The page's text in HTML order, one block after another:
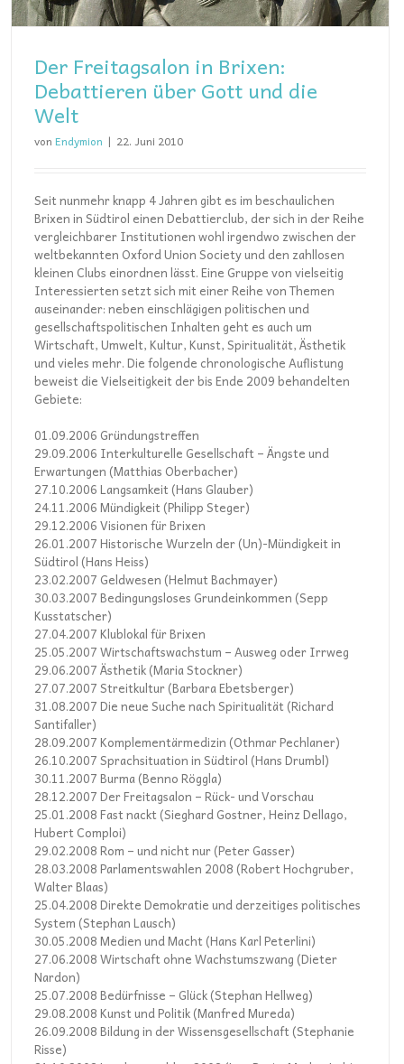
Der Freitagsalon in Brixen:
Debattieren über Gott und die
Welt
von Endymion | 22. Juni 2010
Seit nunmehr knapp 4 Jahren gibt es im beschaulichen
Brixen in Südtirol einen Debattierclub, der sich in der Reihe
vergleichbarer Institutionen wohl irgendwo zwischen der
weltbekannten Oxford Union Society und den zahllosen
kleinen Clubs einordnen lässt. Eine Gruppe von vielseitig
Interessierten setzt sich mit einer Reihe von Themen
auseinander: neben einschlägigen politischen und
gesellschaftspolitischen Inhalten geht es auch um
Wirtschaft, Umwelt, Kultur, Kunst, Spiritualität, Ästhetik
und vieles mehr. Die folgende chronologische Auflistung
beweist die Vielseitigkeit der bis Ende 2009 behandelten
Gebiete:
01.09.2006 Gründungstreffen
29.09.2006 Interkulturelle Gesellschaft – Ängste und
Erwartungen (Matthias Oberbacher)
27.10.2006 Langsamkeit (Hans Glauber)
24.11.2006 Mündigkeit (Philipp Steger)
29.12.2006 Visionen für Brixen
26.01.2007 Historische Wurzeln der (Un)-Mündigkeit in
Südtirol (Hans Heiss)
23.02.2007 Geldwesen (Helmut Bachmayer)
30.03.2007 Bedingungsloses Grundeinkommen (Sepp
Kusstatscher)
27.04.2007 Klublokal für Brixen
25.05.2007 Wirtschaftswachstum – Ausweg oder Irrweg
29.06.2007 Ästhetik (Maria Stockner)
27.07.2007 Streitkultur (Barbara Ebetsberger)
31.08.2007 Die neue Suche nach Spiritualität (Richard
Santifaller)
28.09.2007 Komplementärmedizin (Othmar Pechlaner)
26.10.2007 Sprachsituation in Südtirol (Hans Drumbl)
30.11.2007 Burma (Benno Röggla)
28.12.2007 Der Freitagsalon – Rück- und Vorschau
25.01.2008 Fast nackt (Sieghard Gostner, Heinz Dellago,
Hubert Comploi)
29.02.2008 Rom – und nicht nur (Peter Gasser)
28.03.2008 Parlamentswahlen 2008 (Robert Hochgruber,
Walter Blaas)
25.04.2008 Direkte Demokratie und derzeitiges politisches
System (Stephan Lausch)
30.05.2008 Medien und Macht (Hans Karl Peterlini)
27.06.2008 Wirtschaft ohne Wachstumszwang (Dieter
Nardon)
25.07.2008 Bedürfnisse – Glück (Stephan Hellweg)
29.08.2008 Kunst und Politik (Manfred Mureda)
26.09.2008 Bildung in der Wissensgesellschaft (Stephanie
Risse)